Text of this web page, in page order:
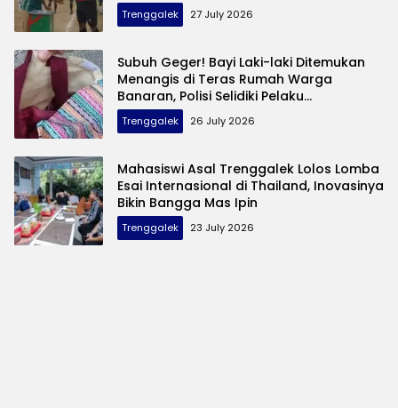
Trenggalek 27 July 2026
Subuh Geger! Bayi Laki-laki Ditemukan
Menangis di Teras Rumah Warga
Banaran, Polisi Selidiki Pelaku
Pembuangan
Trenggalek 26 July 2026
Mahasiswi Asal Trenggalek Lolos Lomba
Esai Internasional di Thailand, Inovasinya
Bikin Bangga Mas Ipin
Trenggalek 23 July 2026